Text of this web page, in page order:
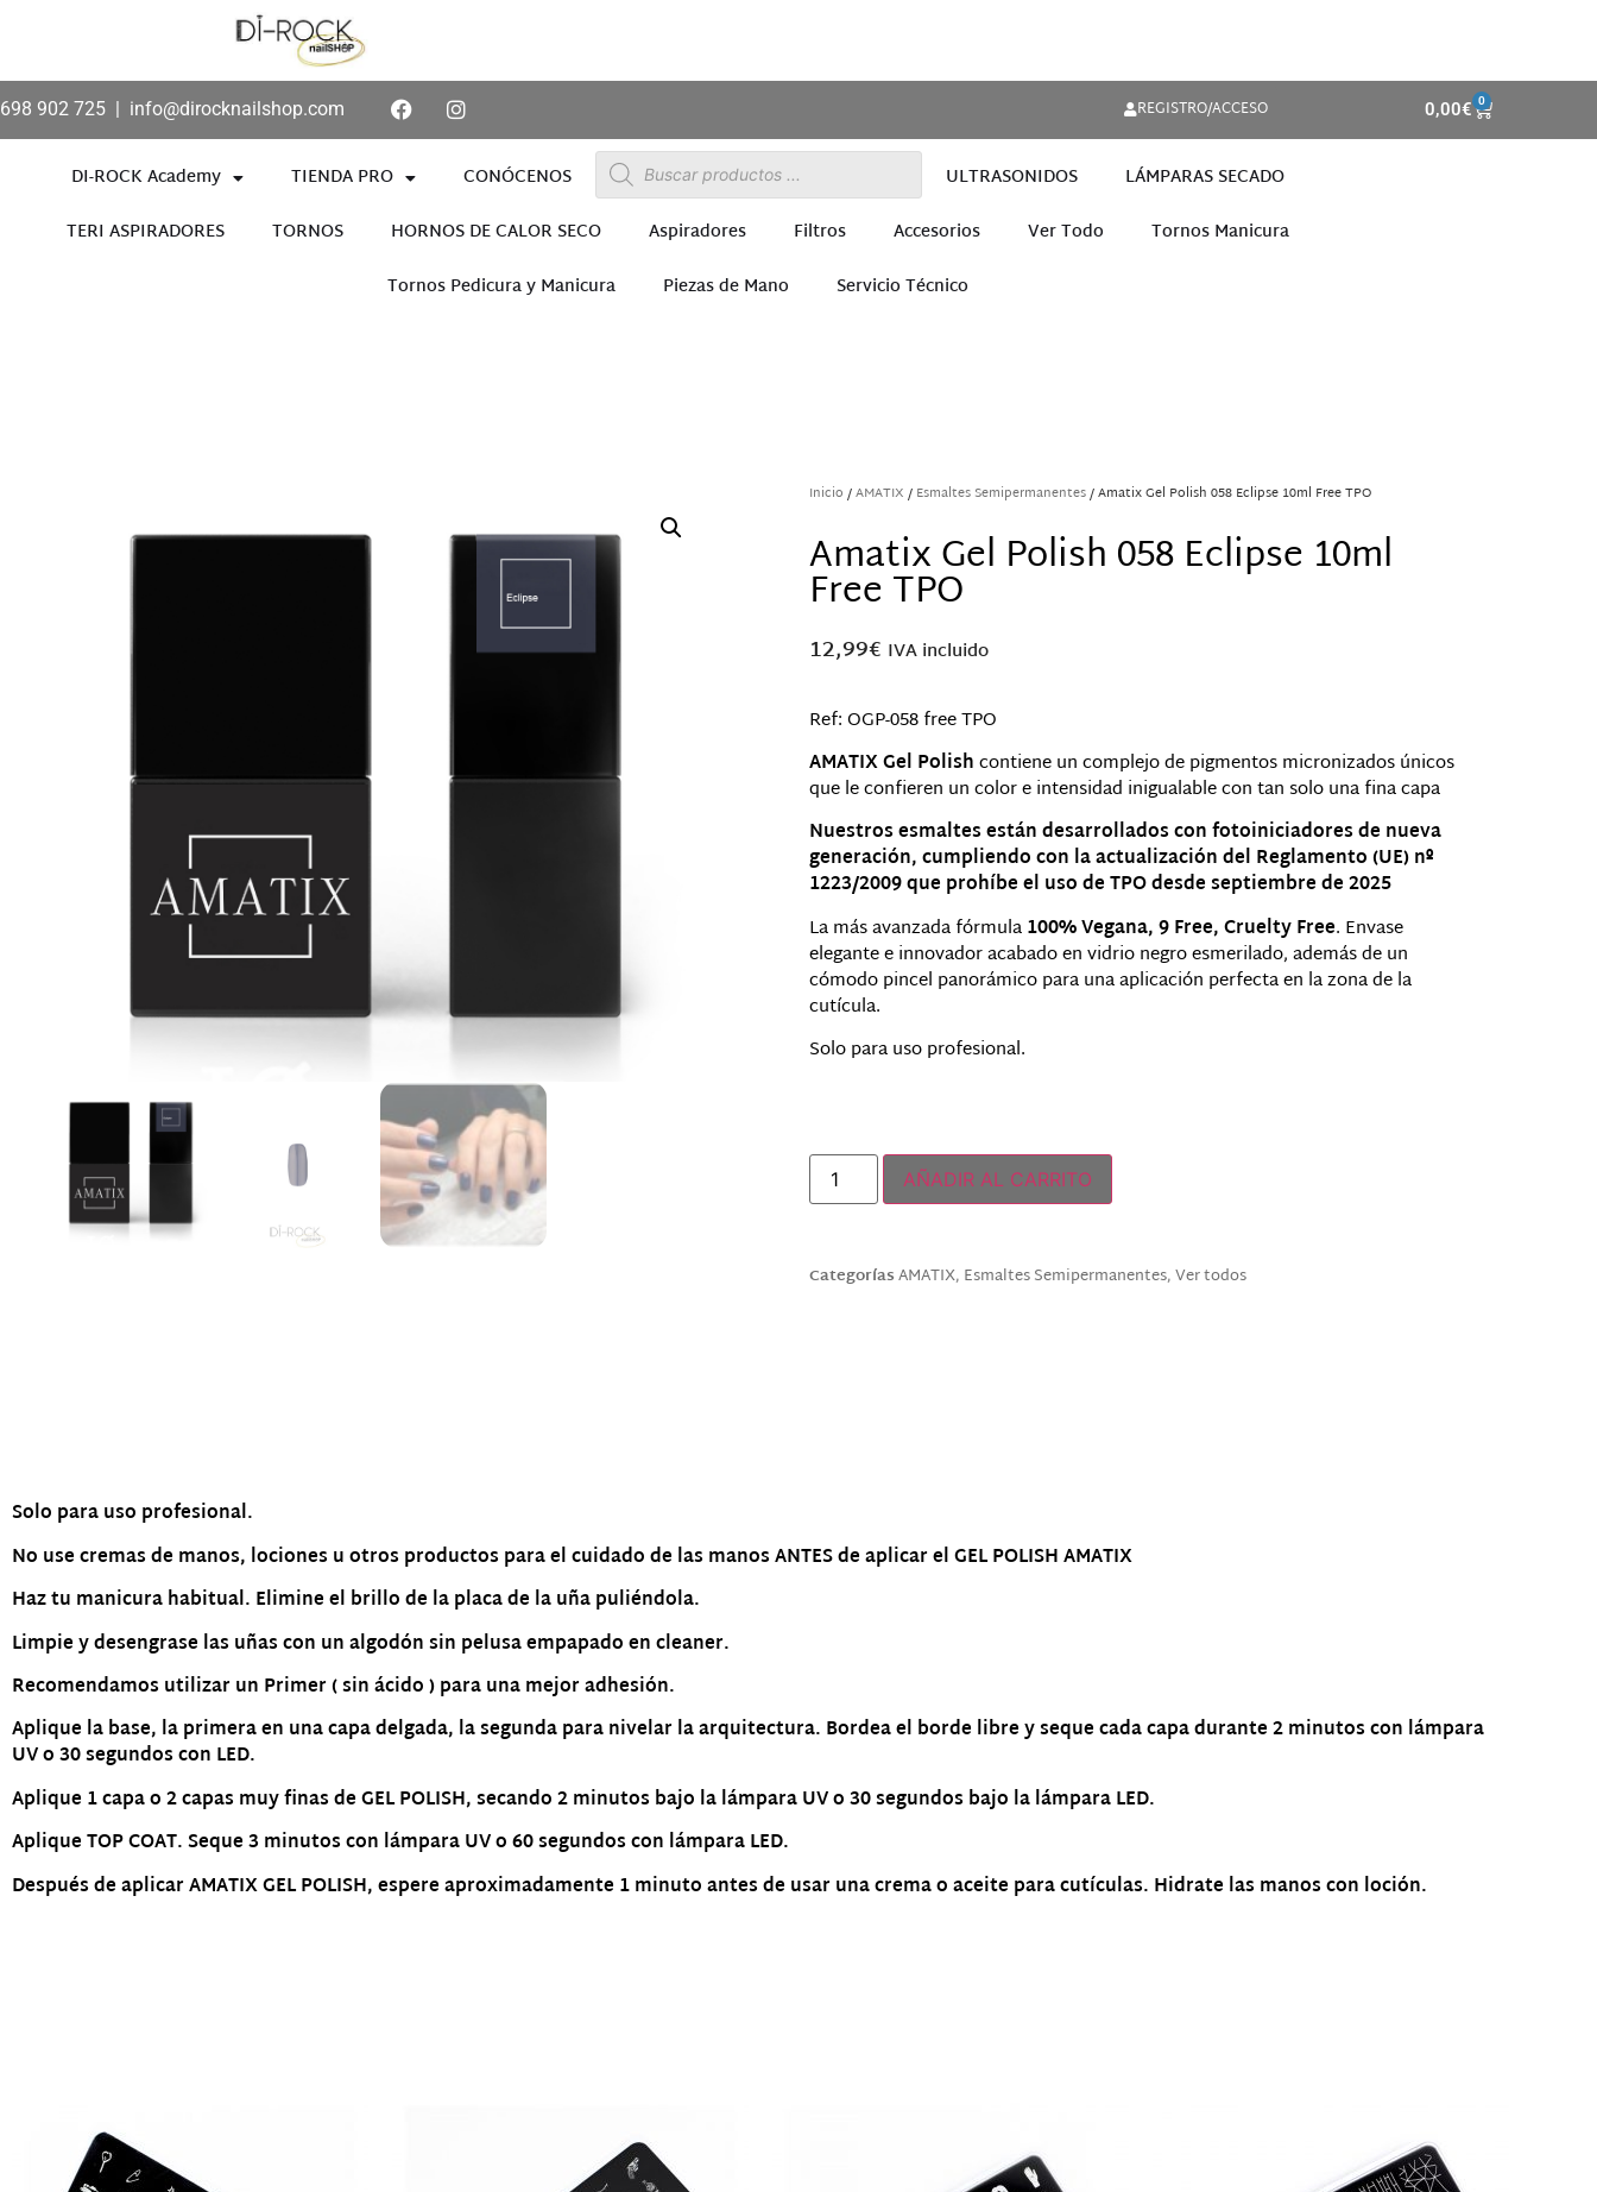
698 902 725 | info@dirocknailshop.com REGISTRO/ACCESO 0,00€ 0
DI-ROCK Academy TIENDA PRO CONÓCENOS ULTRASONIDOS
LÁMPARAS SECADO
TERI ASPIRADORES
TORNOS HORNOS DE CALOR SECO Aspiradores Filtros Accesorios Ver Todo
Tornos Manicura
Tornos Pedicura y Manicura
Piezas de Mano Servicio Técnico
Inicio /AMATIX / Esmaltes Semipermanentes/ Amatix Gel Polish 058 Eclipse 10ml Free TPO
Amatix Gel Polish 058 Eclipse 10ml
Free TPO
12,99€ IVA incluido
Ref: OGP-058 free TPO
AMATIX Gel Polishcontiene un complejo de pigmentos micronizados únicos
que le confieren un color e intensidad inigualable con tan solo una fina capa
Nuestros esmaltes están desarrollados con fotoiniciadores de nueva
generación, cumpliendo con la actualización del Reglamento (UE) nº
1223/2009 que prohíbe el uso de TPO desde septiembre de 2025
La más avanzada fórmula100% Vegana, 9 Free, Cruelty Free. Envase
elegante e innovador acabado en vidrio negro esmerilado, además de un
cómodo pincel panorámico para una aplicación perfecta en la zona de la
cutícula.
Solo para uso profesional.
AÑADIR AL CARRITO
CategoríasAMATIX, Esmaltes Semipermanentes,Ver todos
Solo para uso profesional.
No use cremas de manos, lociones u otros productos para el cuidado de las manos ANTES de aplicar el GEL POLISH AMATIX
Haz tu manicura habitual. Elimine el brillo de la placa de la uña puliéndola.
Limpie y desengrase las uñas con un algodón sin pelusa empapado en cleaner.
Recomendamos utilizar un Primer ( sin ácido ) para una mejor adhesión.
Aplique la base, la primera en una capa delgada, la segunda para nivelar la arquitectura. Bordea el borde libre y seque cada capa durante 2 minutos con lámpara
UV o 30 segundos con LED.
Aplique 1 capa o 2 capas muy finas de GEL POLISH, secando 2 minutos bajo la lámpara UV o 30 segundos bajo la lámpara LED.
Aplique TOP COAT. Seque 3 minutos con lámpara UV o 60 segundos con lámpara LED.
Después de aplicar AMATIX GEL POLISH, espere aproximadamente 1 minuto antes de usar una crema o aceite para cutículas. Hidrate las manos con loción.